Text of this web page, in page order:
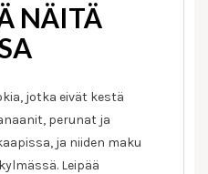
NÄITÄ
jotka eivät kestä
perunat ja
ja niiden maku
Leipää